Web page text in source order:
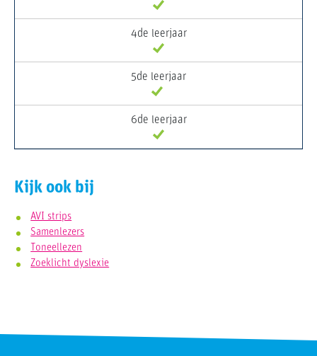
Kijk ook bij
AVI strips
Samenlezers
Toneellezen
Zoeklicht dyslexie